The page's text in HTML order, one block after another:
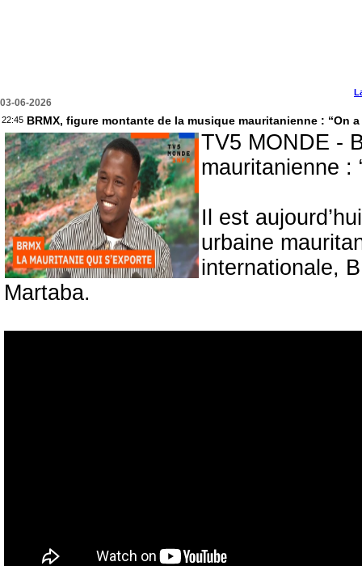
03-06-2026
22:45 BRMX, figure montante de la musique mauritanienne : “On
TV5 MONDE -
mauritanienne :
Il est
urbaine
internationale,
Martaba.